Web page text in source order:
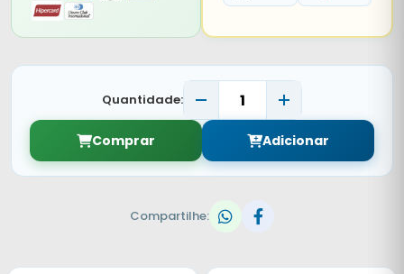
Quantidade:
Comprar Adicionar
Compartilhe: